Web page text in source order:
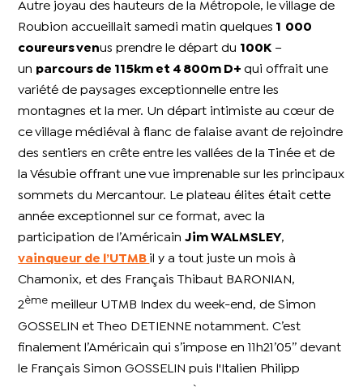
Autre joyau des hauteurs de la Métropole, le village de
Roubion accueillait samedi matin quelques 1 000
coureurs venus prendre le départ du 100K –
un parcours de 115km et 4 800m D+qui offrait une
variété de paysages exceptionnelle entre les
montagnes et la mer. Un départ intimiste au cœur de
ce village médiéval à flanc de falaise avant de rejoindre
des sentiers en crête entre les vallées de la Tinée et de
la Vésubie offrant une vue imprenable sur les principaux
sommets du Mercantour. Le plateau élites était cette
année exceptionnel sur ce format, avec la
participation de l’AméricainJim WALMSLEY,
vainqueur de l’UTMB il y a tout juste un mois à
Chamonix, et des Français Thibaut BARONIAN,
2ème meilleur UTMB Index du week-end, de Simon
GOSSELIN et Theo DETIENNE notamment. C’est
finalement l’Américain qui s’impose en 11h21’05’’ devant
le Français Simon GOSSELIN puis l'Italien Philipp